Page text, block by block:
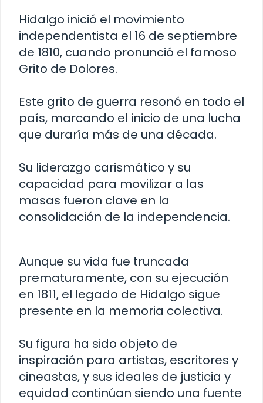
Hidalgo inició el movimiento
independentista el 16 de septiembre
de 1810, cuando pronunció el famoso
Grito de Dolores.
Este grito de guerra resonó en todo el
país, marcando el inicio de una lucha
que duraría más de una década.
Su liderazgo carismático y su
capacidad para movilizar a las
masas fueron clave en la
consolidación de la independencia.
Aunque su vida fue truncada
prematuramente, con su ejecución
en 1811, el legado de Hidalgo sigue
presente en la memoria colectiva.
Su figura ha sido objeto de
inspiración para artistas, escritores y
cineastas, y sus ideales de justicia y
equidad continúan siendo una fuente